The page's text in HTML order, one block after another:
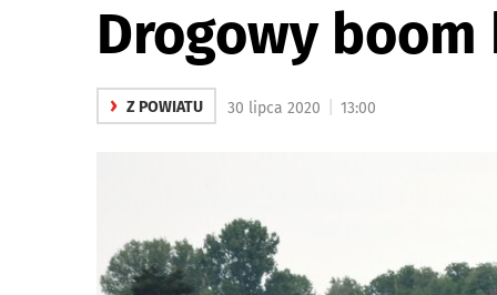
Drogowy
› Z POWIATU 30 lipca 2020 13:00